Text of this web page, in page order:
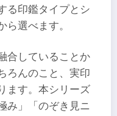
る印鑑タイプとシ
ら選べます。
合していることか
ろんのこと、実印
ます。本シリーズ
み」「のぞき見ニ